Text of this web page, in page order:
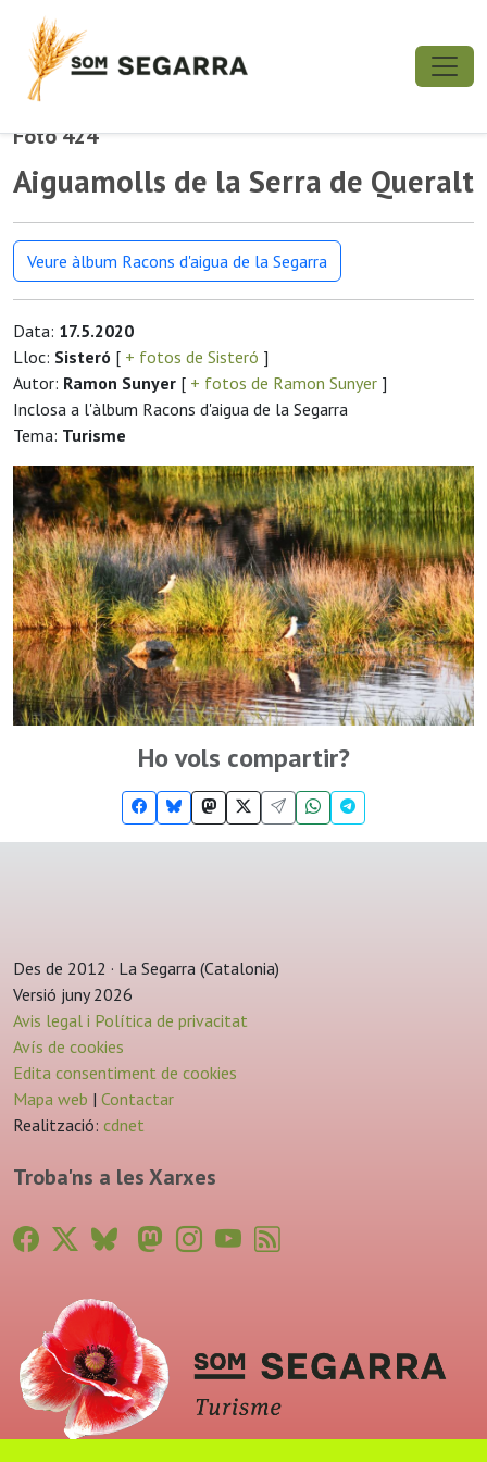
Foto 424
Aiguamolls de la Serra de Queralt
Veure àlbum Racons d'aigua de la Segarra
Data: 17.5.2020
Lloc: Sisteró [ + fotos de Sisteró ]
Autor: Ramon Sunyer [ + fotos de Ramon Sunyer ]
Inclosa a l'àlbum Racons d'aigua de la Segarra
Tema: Turisme
Ho vols compartir?
Des de 2012 · La Segarra (Catalonia)
Versió juny 2026
Avis legal i Política de privacitat
Avís de cookies
Edita consentiment de cookies
Mapa web | Contactar
Realització: cdnet
Troba'ns a les Xarxes